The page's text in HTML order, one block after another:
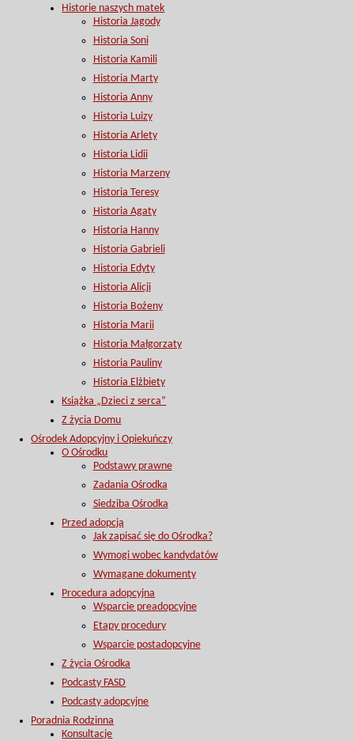
Historie naszych matek
Historia Jagody
Historia Soni
Historia Kamili
Historia Marty
Historia Anny
Historia Luizy
Historia Arlety
Historia Lidii
Historia Marzeny
Historia Teresy
Historia Agaty
Historia Hanny
Historia Gabrieli
Historia Edyty
Historia Alicji
Historia Bożeny
Historia Marii
Historia Małgorzaty
Historia Pauliny
Historia Elżbiety
Książka „Dzieci z serca”
Z życia Domu
Ośrodek Adopcyjny i Opiekuńczy
O Ośrodku
Podstawy prawne
Zadania Ośrodka
Siedziba Ośrodka
Przed adopcją
Jak zapisać się do Ośrodka?
Wymogi wobec kandydatów
Wymagane dokumenty
Procedura adopcyjna
Wsparcie preadopcyjne
Etapy procedury
Wsparcie postadopcyjne
Z życia Ośrodka
Podcasty FASD
Podcasty adopcyjne
Poradnia Rodzinna
Konsultacje